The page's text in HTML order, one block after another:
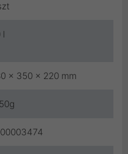
l
x 350 x 220 mm